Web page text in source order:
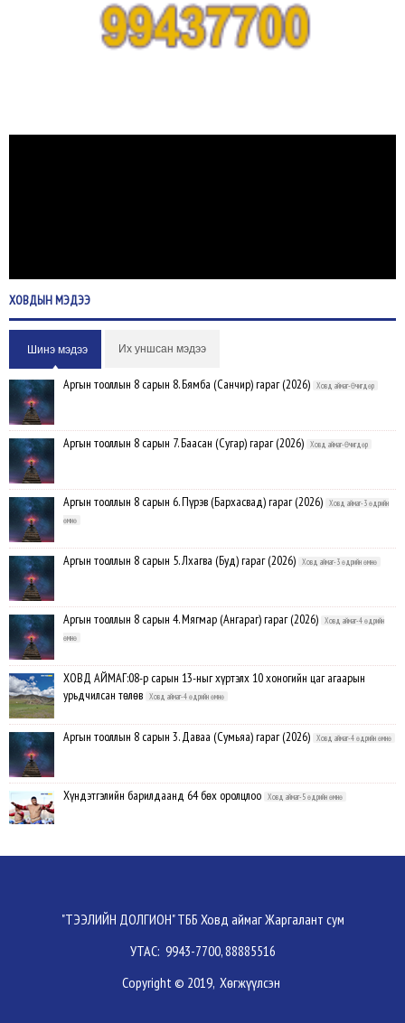
ХОВДЫНМЭДЭЭ
Шинэ мэдээ Их уншсан мэдээ
Аргын тооллын 8 сарын 8. Бямба (Санчир) гараг (2026) Ховд аймаг-Өчигдөр
Аргын тооллын 8 сарын 7. Баасан (Сугар) гараг (2026) Ховд аймаг-Өчигдөр
Аргын тооллын 8 сарын 6. Пүрэв (Бархасвад) гараг (2026)
Ховд аймаг-3 өдрийн
өмнө
Аргын тооллын 8 сарын 5. Лхагва (Буд) гараг (2026) Ховд аймаг-3 өдрийн өмнө
Аргын тооллын 8 сарын 4. Мягмар (Ангараг) гараг (2026)
Ховд аймаг-4 өдрийн
өмнө
ХОВД АЙМАГ:08-р сарын 13-ныг хүртэлх 10 хоногийн цаг агаарын
урьдчилсан төлөв
Ховд аймаг-4 өдрийн өмнө
Аргын тооллын 8 сарын 3. Даваа (Сумьяа) гараг (2026) Ховд аймаг-4 өдрийн өмнө
Хүндэтгэлийн барилдаанд 64 бөх оролцлоо Ховд аймаг-5 өдрийн өмнө
Улсын цол, чимэг хүртсэн бөхчүүд, харваачдад хүндэтгэл үзүүлэв
Ховд
Үндэсний сурын харвааны шилдгүүд тодорлоо
"ТЭЭЛИЙН ДОЛГИОН" ТББ Ховд аймаг Жаргалант сум
УТАС: 9943-7700, 88885516
Copyright © 2019, Хөгжүүлсэн